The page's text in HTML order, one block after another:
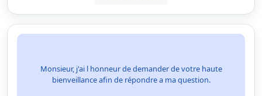
Monsieur, j'ai l honneur de demander de votre haute
bienveillance afin de répondre a ma question.